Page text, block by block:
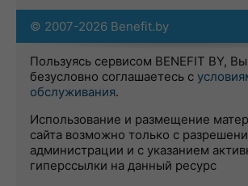
© 2007-2026 Benefit.by
Пользуясь сервисом BENEFIT BY, Вы
безусловно соглашаетесь с
обслуживания.
Использование и размещение
сайта возможно только с
администрации и с указанием
гиперссылки на данный ресурс